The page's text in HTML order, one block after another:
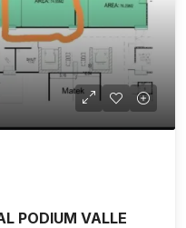
PODIUM VALLE